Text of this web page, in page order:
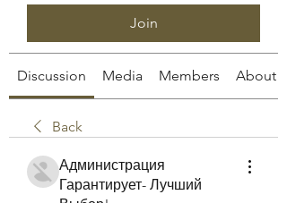
Join
Discussion Media Members About
Back
Администрация
Гарантирует- Лучший